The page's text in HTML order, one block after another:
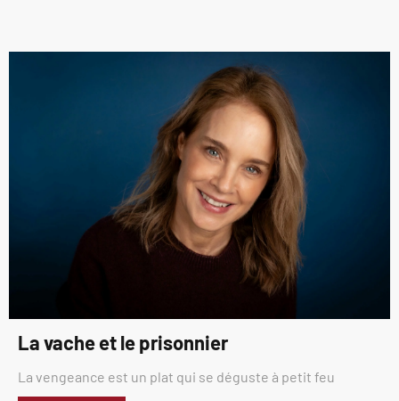
La vache et le prisonnier
La vengeance est un plat qui se déguste à petit feu